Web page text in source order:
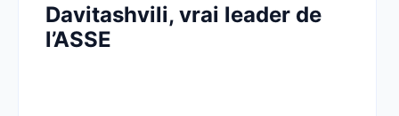
Davitashvili, vrai leader de
l’ASSE